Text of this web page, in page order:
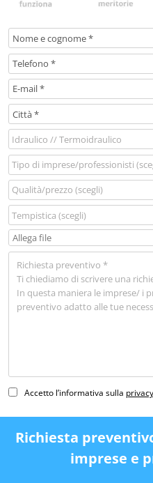
Accetto l’informativa sulla privacy
Richiesta
imprese e